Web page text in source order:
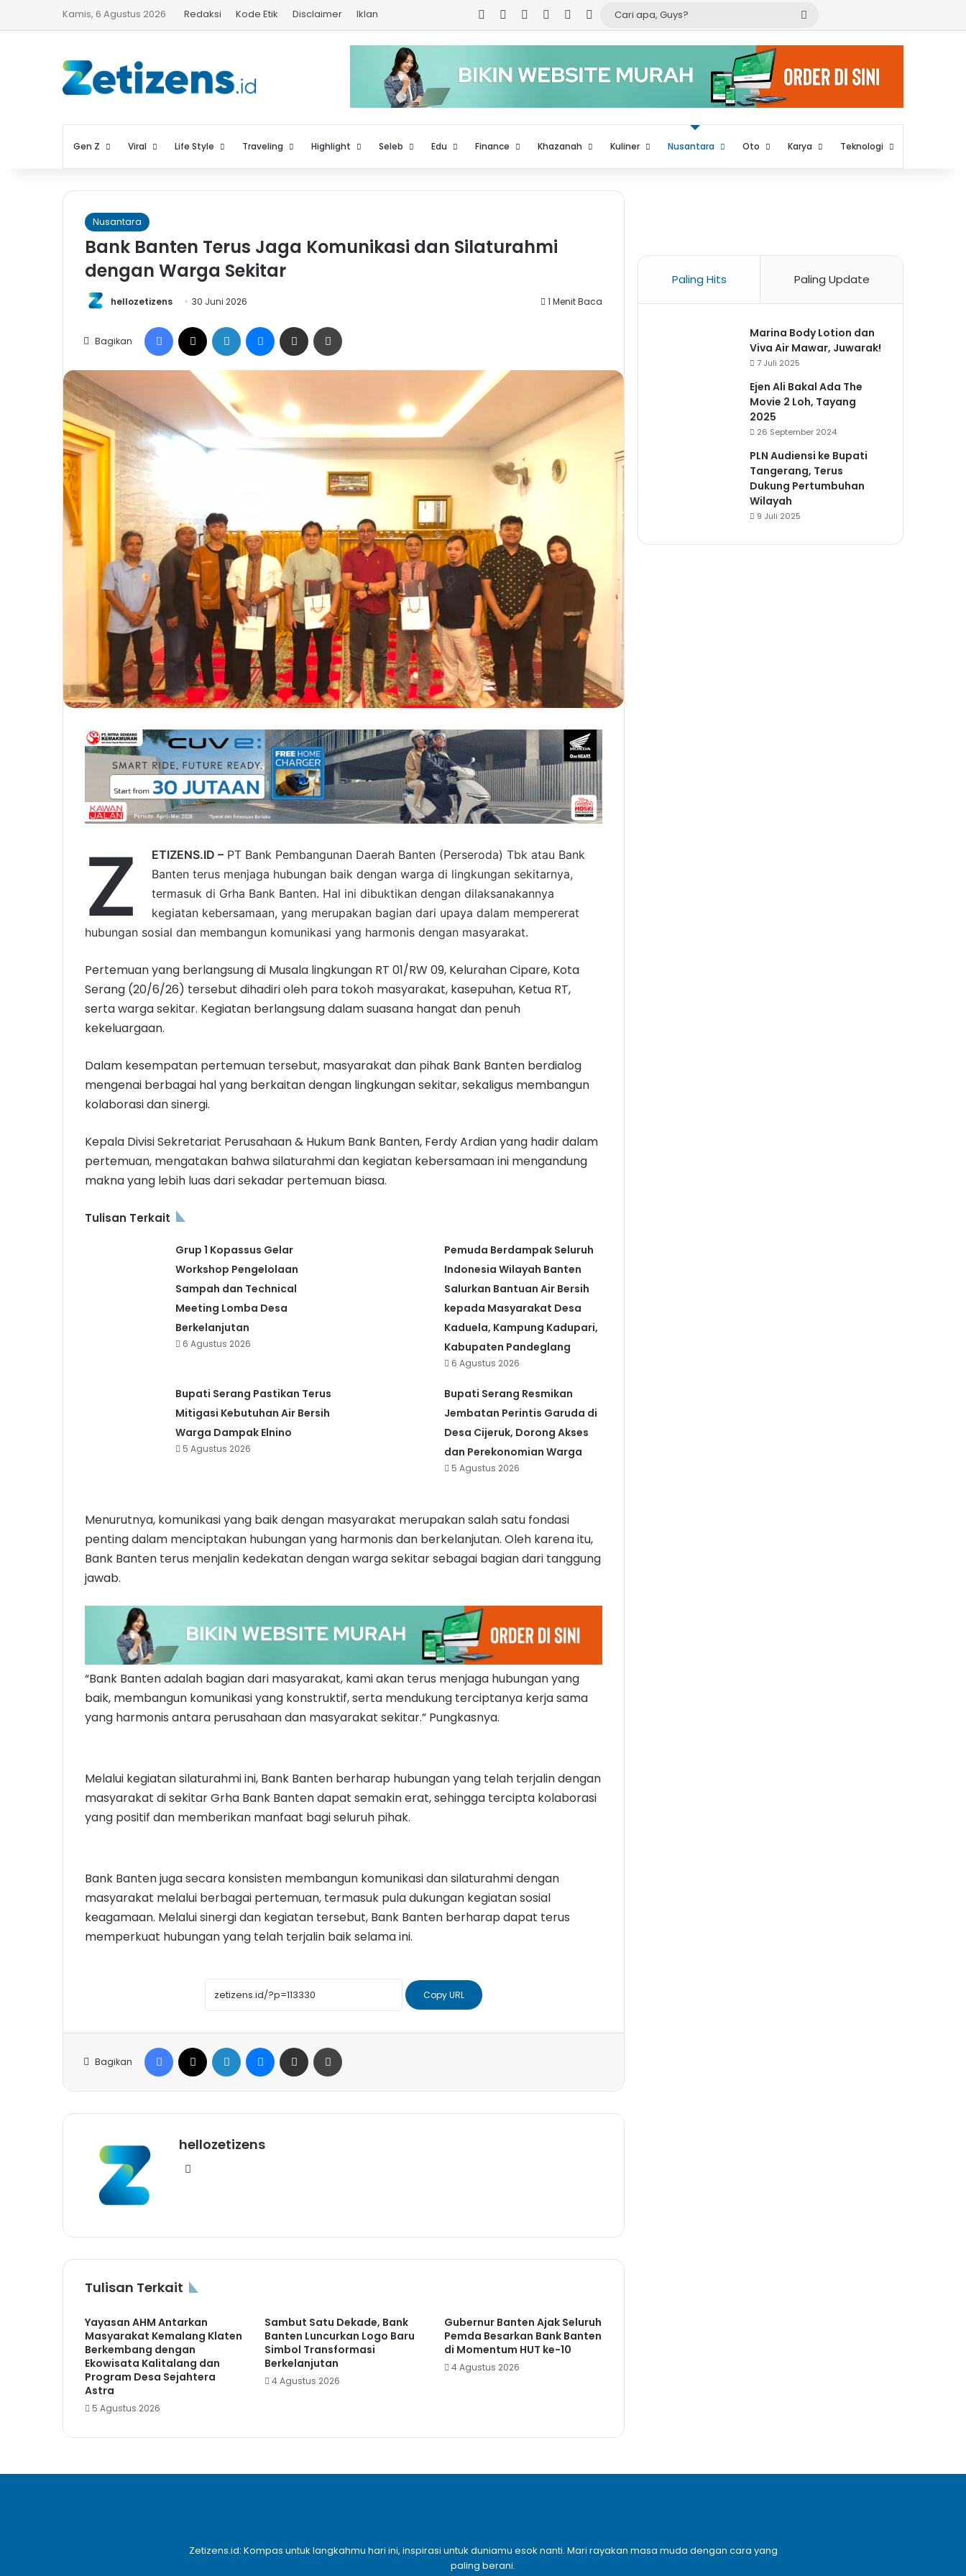
Kamis, 6 Agustus 2026 Redaksi Kode Etik Disclaimer Iklan FacebookYouTubeInstagram
TikTokLog In
Guys?
Gen Z Viral Life Style Traveling Highlight Seleb Edu Finance Khazanah Kuliner Nusantara Oto Karya Teknologi
Nusantara
Bank Banten Terus Jaga Komunikasi dan Silaturahmi
dengan Warga Sekitar
hellozetizens 30 Juni 2026 1 Menit Baca
Bagikan
Facebook LinkedIn Messenger
Share via Email
Z ETIZENS.ID – PT Bank Pembangunan Daerah Banten (Perseroda) Tbk atau Bank
Banten terus menjaga hubungan baik dengan warga di lingkungan sekitarnya,
termasuk di Grha Bank Banten. Hal ini dibuktikan dengan dilaksanakannya
kegiatan kebersamaan, yang merupakan bagian dari upaya dalam mempererat
hubungan sosial dan membangun komunikasi yang harmonis dengan masyarakat.
Pertemuan yang berlangsung di Musala lingkungan RT 01/RW 09, Kelurahan Cipare, Kota
Serang (20/6/26) tersebut dihadiri oleh para tokoh masyarakat, kasepuhan, Ketua RT,
serta warga sekitar. Kegiatan berlangsung dalam suasana hangat dan penuh
kekeluargaan.
Dalam kesempatan pertemuan tersebut, masyarakat dan pihak Bank Banten berdialog
mengenai berbagai hal yang berkaitan dengan lingkungan sekitar, sekaligus membangun
kolaborasi dan sinergi.
Kepala Divisi Sekretariat Perusahaan & Hukum Bank Banten, Ferdy Ardian yang hadir dalam
pertemuan, mengatakan bahwa silaturahmi dan kegiatan kebersamaan ini mengandung
makna yang lebih luas dari sekadar pertemuan biasa.
Tulisan Terkait
Grup 1 Kopassus Gelar
Workshop Pengelolaan
Sampah dan Technical
Meeting Lomba Desa
Berkelanjutan
6 Agustus 2026
Pemuda Berdampak Seluruh
Indonesia Wilayah Banten
Salurkan Bantuan Air Bersih
kepada Masyarakat Desa
Kaduela, Kampung Kadupari,
Kabupaten Pandeglang
6 Agustus 2026
Bupati Serang Pastikan Terus
Mitigasi Kebutuhan Air Bersih
Warga Dampak Elnino
5 Agustus 2026
Bupati Serang Resmikan
Jembatan Perintis Garuda di
Desa Cijeruk, Dorong Akses
dan Perekonomian Warga
5 Agustus 2026
Menurutnya, komunikasi yang baik dengan masyarakat merupakan salah satu fondasi
penting dalam menciptakan hubungan yang harmonis dan berkelanjutan. Oleh karena itu,
Bank Banten terus menjalin kedekatan dengan warga sekitar sebagai bagian dari tanggung
jawab.
“Bank Banten adalah bagian dari masyarakat, kami akan terus menjaga hubungan yang
baik, membangun komunikasi yang konstruktif, serta mendukung terciptanya kerja sama
yang harmonis antara perusahaan dan masyarakat sekitar.” Pungkasnya.
Melalui kegiatan silaturahmi ini, Bank Banten berharap hubungan yang telah terjalin dengan
masyarakat di sekitar Grha Bank Banten dapat semakin erat, sehingga tercipta kolaborasi
yang positif dan memberikan manfaat bagi seluruh pihak.
Bank Banten juga secara konsisten membangun komunikasi dan silaturahmi dengan
masyarakat melalui berbagai pertemuan, termasuk pula dukungan kegiatan sosial
keagamaan. Melalui sinergi dan kegiatan tersebut, Bank Banten berharap dapat terus
memperkuat hubungan yang telah terjalin baik selama ini.
Copy URL
Bagikan
Facebook LinkedIn Messenger
Share via Email
hellozetizens
Tulisan Terkait
Yayasan AHM Antarkan
Masyarakat Kemalang Klaten
Berkembang dengan
Ekowisata Kalitalang dan
Program Desa Sejahtera
Astra
5 Agustus 2026
Sambut Satu Dekade, Bank
Banten Luncurkan Logo Baru
Simbol Transformasi
Berkelanjutan
4 Agustus 2026
Gubernur Banten Ajak Seluruh
Pemda Besarkan Bank Banten
di Momentum HUT ke-10
4 Agustus 2026
Paling Hits Paling Update
Marina Body Lotion dan
Viva Air Mawar, Juwarak!
7 Juli 2025
Ejen Ali Bakal Ada The
Movie 2 Loh, Tayang
2025
26 September 2024
PLN Audiensi ke Bupati
Tangerang, Terus
Dukung Pertumbuhan
Wilayah
9 Juli 2025
Zetizens.id: Kompas untuk langkahmu hari ini, inspirasi untuk duniamu esok nanti. Mari rayakan masa muda dengan cara yang
paling berani.